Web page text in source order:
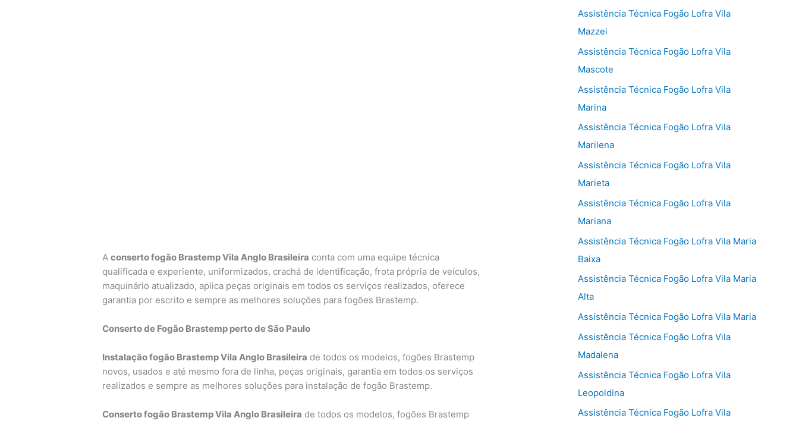
Aconserto fogão Brastemp Vila Anglo Brasileira conta com uma equipe técnica
qualificada e experiente, uniformizados, crachá de identificação, frota própria de veículos,
maquinário atualizado, aplica peças originais em todos os serviços realizados, oferece
garantia por escrito e sempre as melhores soluções para fogões Brastemp.
Conserto de Fogão Brastemp perto de São Paulo
Instalação fogão Brastemp Vila Anglo Brasileira de todos os modelos, fogões Brastemp
novos, usados e até mesmo fora de linha, peças originais, garantia em todos os serviços
realizados e sempre as melhores soluções para instalação de fogão Brastemp.
Conserto fogão Brastemp Vila Anglo Brasileira de todos os modelos, fogões Brastemp
Assistência Técnica Fogão Lofra Vila
Mazzei
Assistência Técnica Fogão Lofra Vila
Mascote
Assistência Técnica Fogão Lofra Vila
Marina
Assistência Técnica Fogão Lofra Vila
Marilena
Assistência Técnica Fogão Lofra Vila
Marieta
Assistência Técnica Fogão Lofra Vila
Mariana
Assistência Técnica Fogão Lofra Vila Maria
Baixa
Assistência Técnica Fogão Lofra Vila Maria
Alta
Assistência Técnica Fogão Lofra Vila Maria
Assistência Técnica Fogão Lofra Vila
Madalena
Assistência Técnica Fogão Lofra Vila
Leopoldina
Assistência Técnica Fogão Lofra Vila